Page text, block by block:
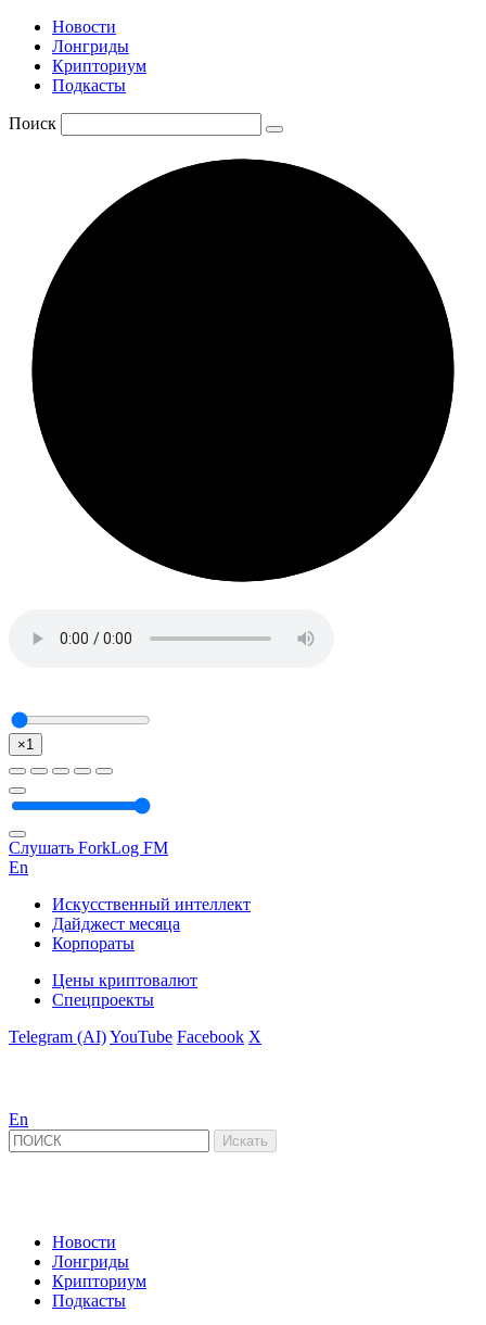
Новости
Лонгриды
Крипториум
Подкасты
Поиск
×1
Слушать ForkLog FM
En
Искусственный интеллект
Дайджест месяца
Корпораты
Цены криптовалют
Спецпроекты
Telegram (AI)YouTube Facebook X
En
Новости
Лонгриды
Крипториум
Подкасты